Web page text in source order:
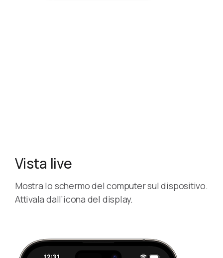
Vista live
Mostra lo schermo del computer sul dispositivo.
Attivala dall’icona del display.